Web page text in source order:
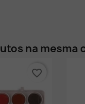
na mesma
favorite_border